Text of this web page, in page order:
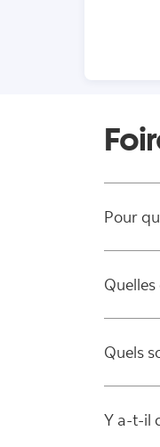
Pour
Quels
Y a-t-il